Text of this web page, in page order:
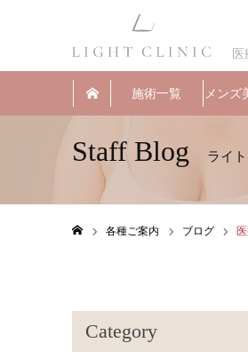
施術一覧 メンズ
Staff Blog
各種ご案内 ブログ
Category